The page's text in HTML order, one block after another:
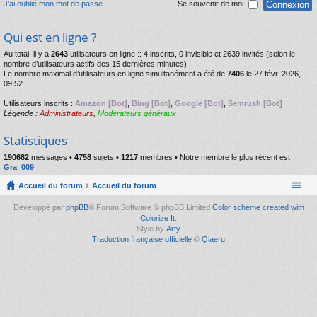
J’ai oublié mon mot de passe Se souvenir de moi
Qui est en ligne ?
Au total, il y a 2643 utilisateurs en ligne :: 4 inscrits, 0 invisible et 2639 invités (selon le
nombre d’utilisateurs actifs des 15 dernières minutes)
Le nombre maximal d’utilisateurs en ligne simultanément a été de 7406 le 27 févr. 2026,
09:52
Utilisateurs inscrits : Amazon [Bot] Bing [Bot] Google [Bot] Semrush [Bot]
Légende : Administrateurs Modérateurs généraux
Statistiques
190682 messages • 4758 sujets • 1217 membres • Notre membre le plus récent est
Gra_009
Accueil du forum Accueil du forum
Développé par phpBB® Forum Software © phpBB Limited Color scheme created with
Colorize It.
Style by Arty
Traduction française officielle © Qiaeru